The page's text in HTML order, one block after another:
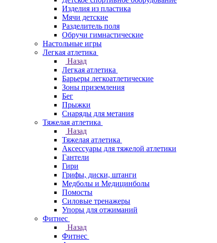
Изделия из пластика
Мячи детские
Разделитель поля
Обручи гимнастические
Настольные игры
Легкая атлетика
Назад
Легкая атлетика
Барьеры легкоатлетические
Зоны приземления
Бег
Прыжки
Снаряды для метания
Тяжелая атлетика
Назад
Тяжелая атлетика
Аксессуары для тяжелой атлетики
Гантели
Гири
Грифы, диски, штанги
Медболы и Медицинболы
Помосты
Силовые тренажеры
Упоры для отжиманий
Фитнес
Назад
Фитнес